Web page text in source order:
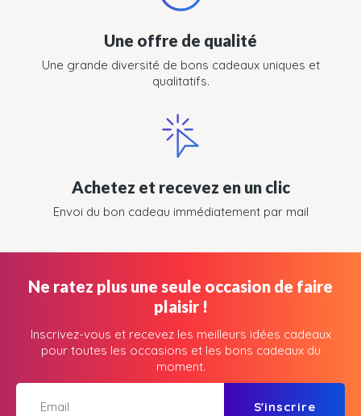
Une offre de qualité
Une grande diversité de bons cadeaux uniques et
qualitatifs.
Achetez et recevez en un clic
Envoi du bon cadeau immédiatement par mail
Ne ratez plus une seule occasion de faire
plaisir !
Inscrivez-vous et recevez les meilleurs idées cadeaux
pour toutes les occasions et les bons cadeaux du
moment.
S'inscrire